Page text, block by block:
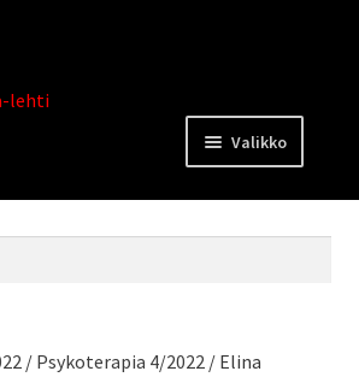
Valikko
/ Psykoterapia 4/2022/ Elina